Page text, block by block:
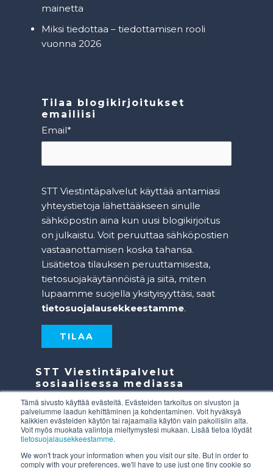
Tämä sivusto käyttää evästeitä. Evästeiden tarkoitus on sivuston ja
palvelumme laadun kehittäminen ja kohdentaminen. Voit hyväksyä
kaikkien evästeiden käytön tai rajaamalla käytön vain pakollisiin alta.
Voit myös muokata valintoja mieltymystesi mukaan. Lisää tietoa löydät
tietosuojalausekkeestamme.
We won't track your information when you visit our site. But in order to
comply with your preferences, we'll have to use just one tiny cookie so
mainetta
Miksi tiedottaa – tiedottamisen rooli
vuonna 2026
Tilaa blogikirjoitukset
emailiisi
Email*
STT Viestintäpalvelut käyttää antamiasi
yhteystietoja lähettääkseen sinulle
sähköpostin aina kun uusi blogikirjoitus
on julkaistu. Voit peruuttaa sähköpostien
vastaanottamisen koska tahansa.
Lisätietoa tilauksen peruuttamisesta,
tietosuojakäytännöistä ja siitä, miten
lupaamme suojella yksityisyyttäsi, saat
tietosuojalausekkeestamme.
STT Viestintäpalvelut
sosiaalisessa mediassa
STT Viestintäpalvelut on osa STT-konsernia.